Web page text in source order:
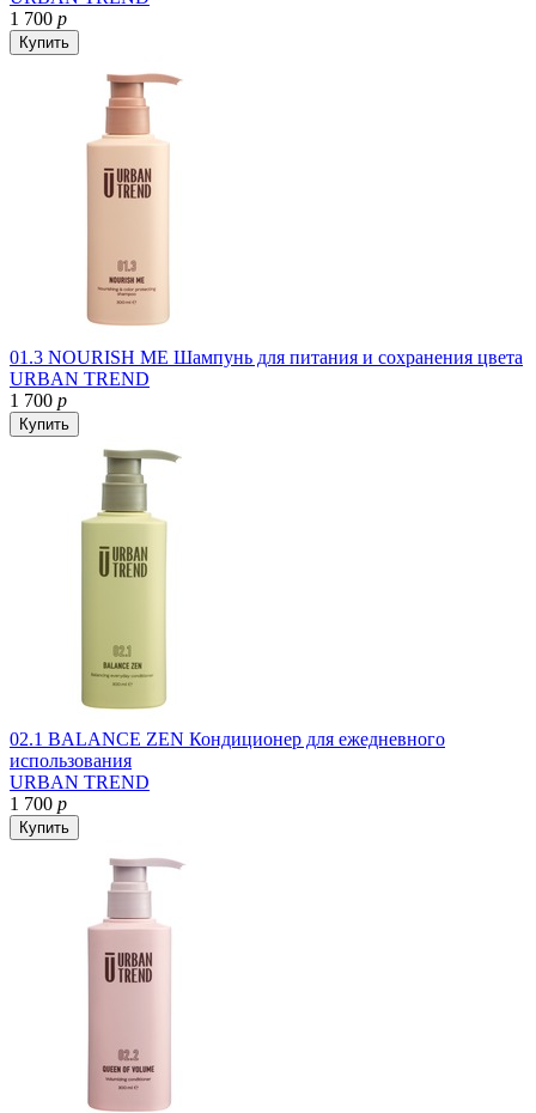
1 700 р
Купить
01.3 NOURISH ME Шампунь для питания и сохранения цвета
URBAN TREND
1 700 р
Купить
02.1 BALANCE ZEN Кондиционер для ежедневного
использования
URBAN TREND
1 700 р
Купить